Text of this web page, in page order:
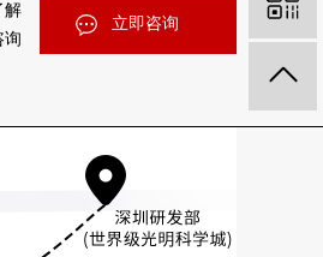
解
询
立即咨询